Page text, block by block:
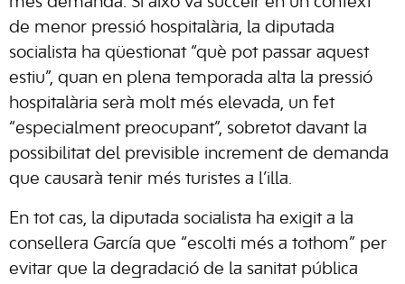
de menor pressió hospitalària, la diputada
socialista ha qüestionat “què pot passar aquest
estiu”, quan en plena temporada alta la pressió
hospitalària serà molt més elevada, un fet
“especialment preocupant”, sobretot davant la
possibilitat del previsible increment de demanda
que causarà tenir més turistes a l’illa.
En tot cas, la diputada socialista ha exigit a la
consellera García que “escolti més a tothom” per
evitar que la degradació de la sanitat pública